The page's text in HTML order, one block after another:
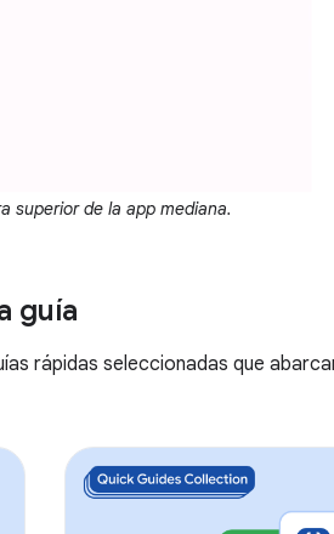
superior de la app mediana.
guía
rápidas seleccionadas que